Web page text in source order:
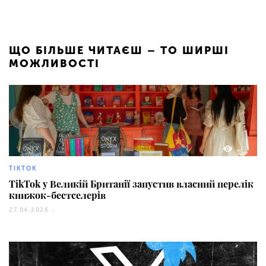
ЩО БІЛЬШЕ ЧИТАЄШ – ТО ШИРШІ
МОЖЛИВОСТІ
321
TIKTOK
TikTok у Великій Британії запустив власний перелік
книжок-бестселерів
27.04.2026 -